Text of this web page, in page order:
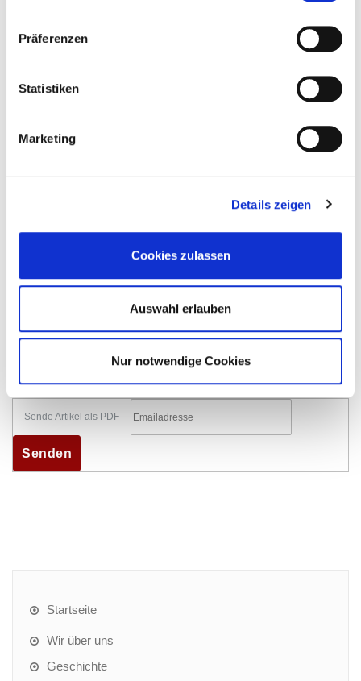
Präferenzen
Statistiken
Marketing
Details zeigen
Cookies zulassen
Auswahl erlauben
Nur notwendige Cookies
Sende Artikel als PDF
Startseite
Wir über uns
Geschichte